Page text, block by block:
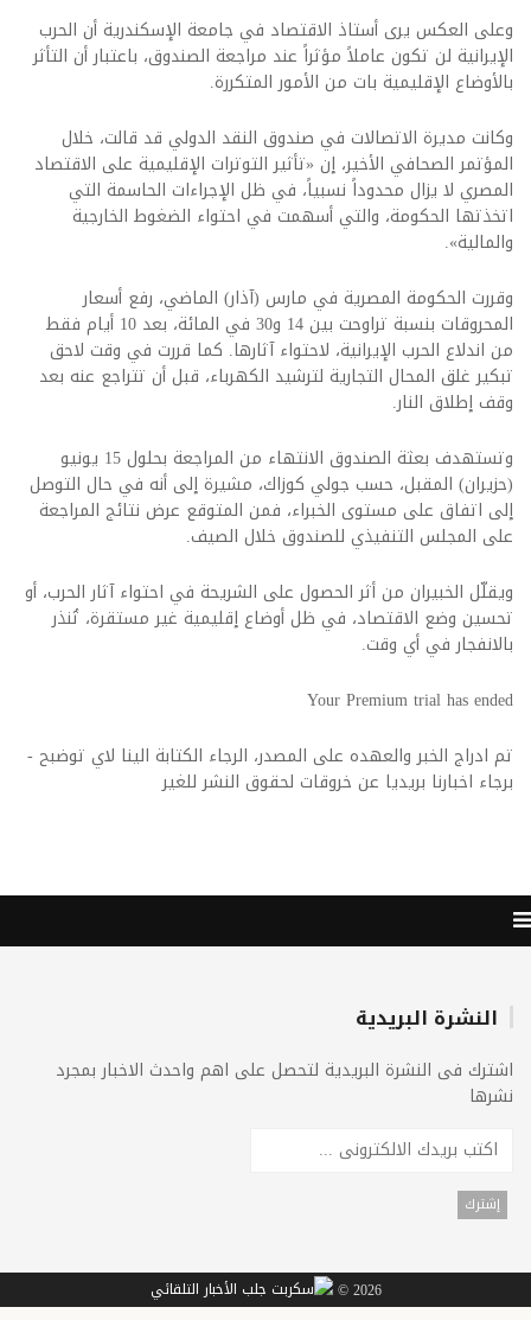
وعلى العكس يرى أستاذ الاقتصاد في جامعة الإسكندرية أن الحرب
الإيرانية لن تكون عاملاً مؤثراً عند مراجعة الصندوق، باعتبار أن التأثر
بالأوضاع الإقليمية بات من الأمور المتكررة.
وكانت مديرة الاتصالات في صندوق النقد الدولي قد قالت، خلال
المؤتمر الصحافي الأخير، إن «تأثير التوترات الإقليمية على الاقتصاد
المصري لا يزال محدوداً نسبياً، في ظل الإجراءات الحاسمة التي
اتخذتها الحكومة، والتي أسهمت في احتواء الضغوط الخارجية
والمالية».
وقررت الحكومة المصرية في مارس (آذار) الماضي، رفع أسعار
المحروقات بنسبة تراوحت بين 14 و30 في المائة، بعد 10 أيام فقط
من اندلاع الحرب الإيرانية، لاحتواء آثارها. كما قررت في وقت لاحق
تبكير غلق المحال التجارية لترشيد الكهرباء، قبل أن تتراجع عنه بعد
وقف إطلاق النار.
وتستهدف بعثة الصندوق الانتهاء من المراجعة بحلول 15 يونيو
(حزيران) المقبل، حسب جولي كوزاك، مشيرة إلى أنه في حال التوصل
إلى اتفاق على مستوى الخبراء، فمن المتوقع عرض نتائج المراجعة
على المجلس التنفيذي للصندوق خلال الصيف.
ويقلّل الخبيران من أثر الحصول على الشريحة في احتواء آثار الحرب، أو
تحسين وضع الاقتصاد، في ظل أوضاع إقليمية غير مستقرة، تُنذر
بالانفجار في أي وقت.
Your Premium trial has ended
تم ادراج الخبر والعهده على المصدر، الرجاء الكتابة الينا لاي توضبح -
برجاء اخبارنا بريديا عن خروقات لحقوق النشر للغير
النشرة البريدية
اشترك فى النشرة البريدية لتحصل على اهم واحدث الاخبار بمجرد
نشرها
2026 ©